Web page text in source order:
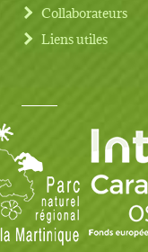
Collaborateurs
Liens utiles